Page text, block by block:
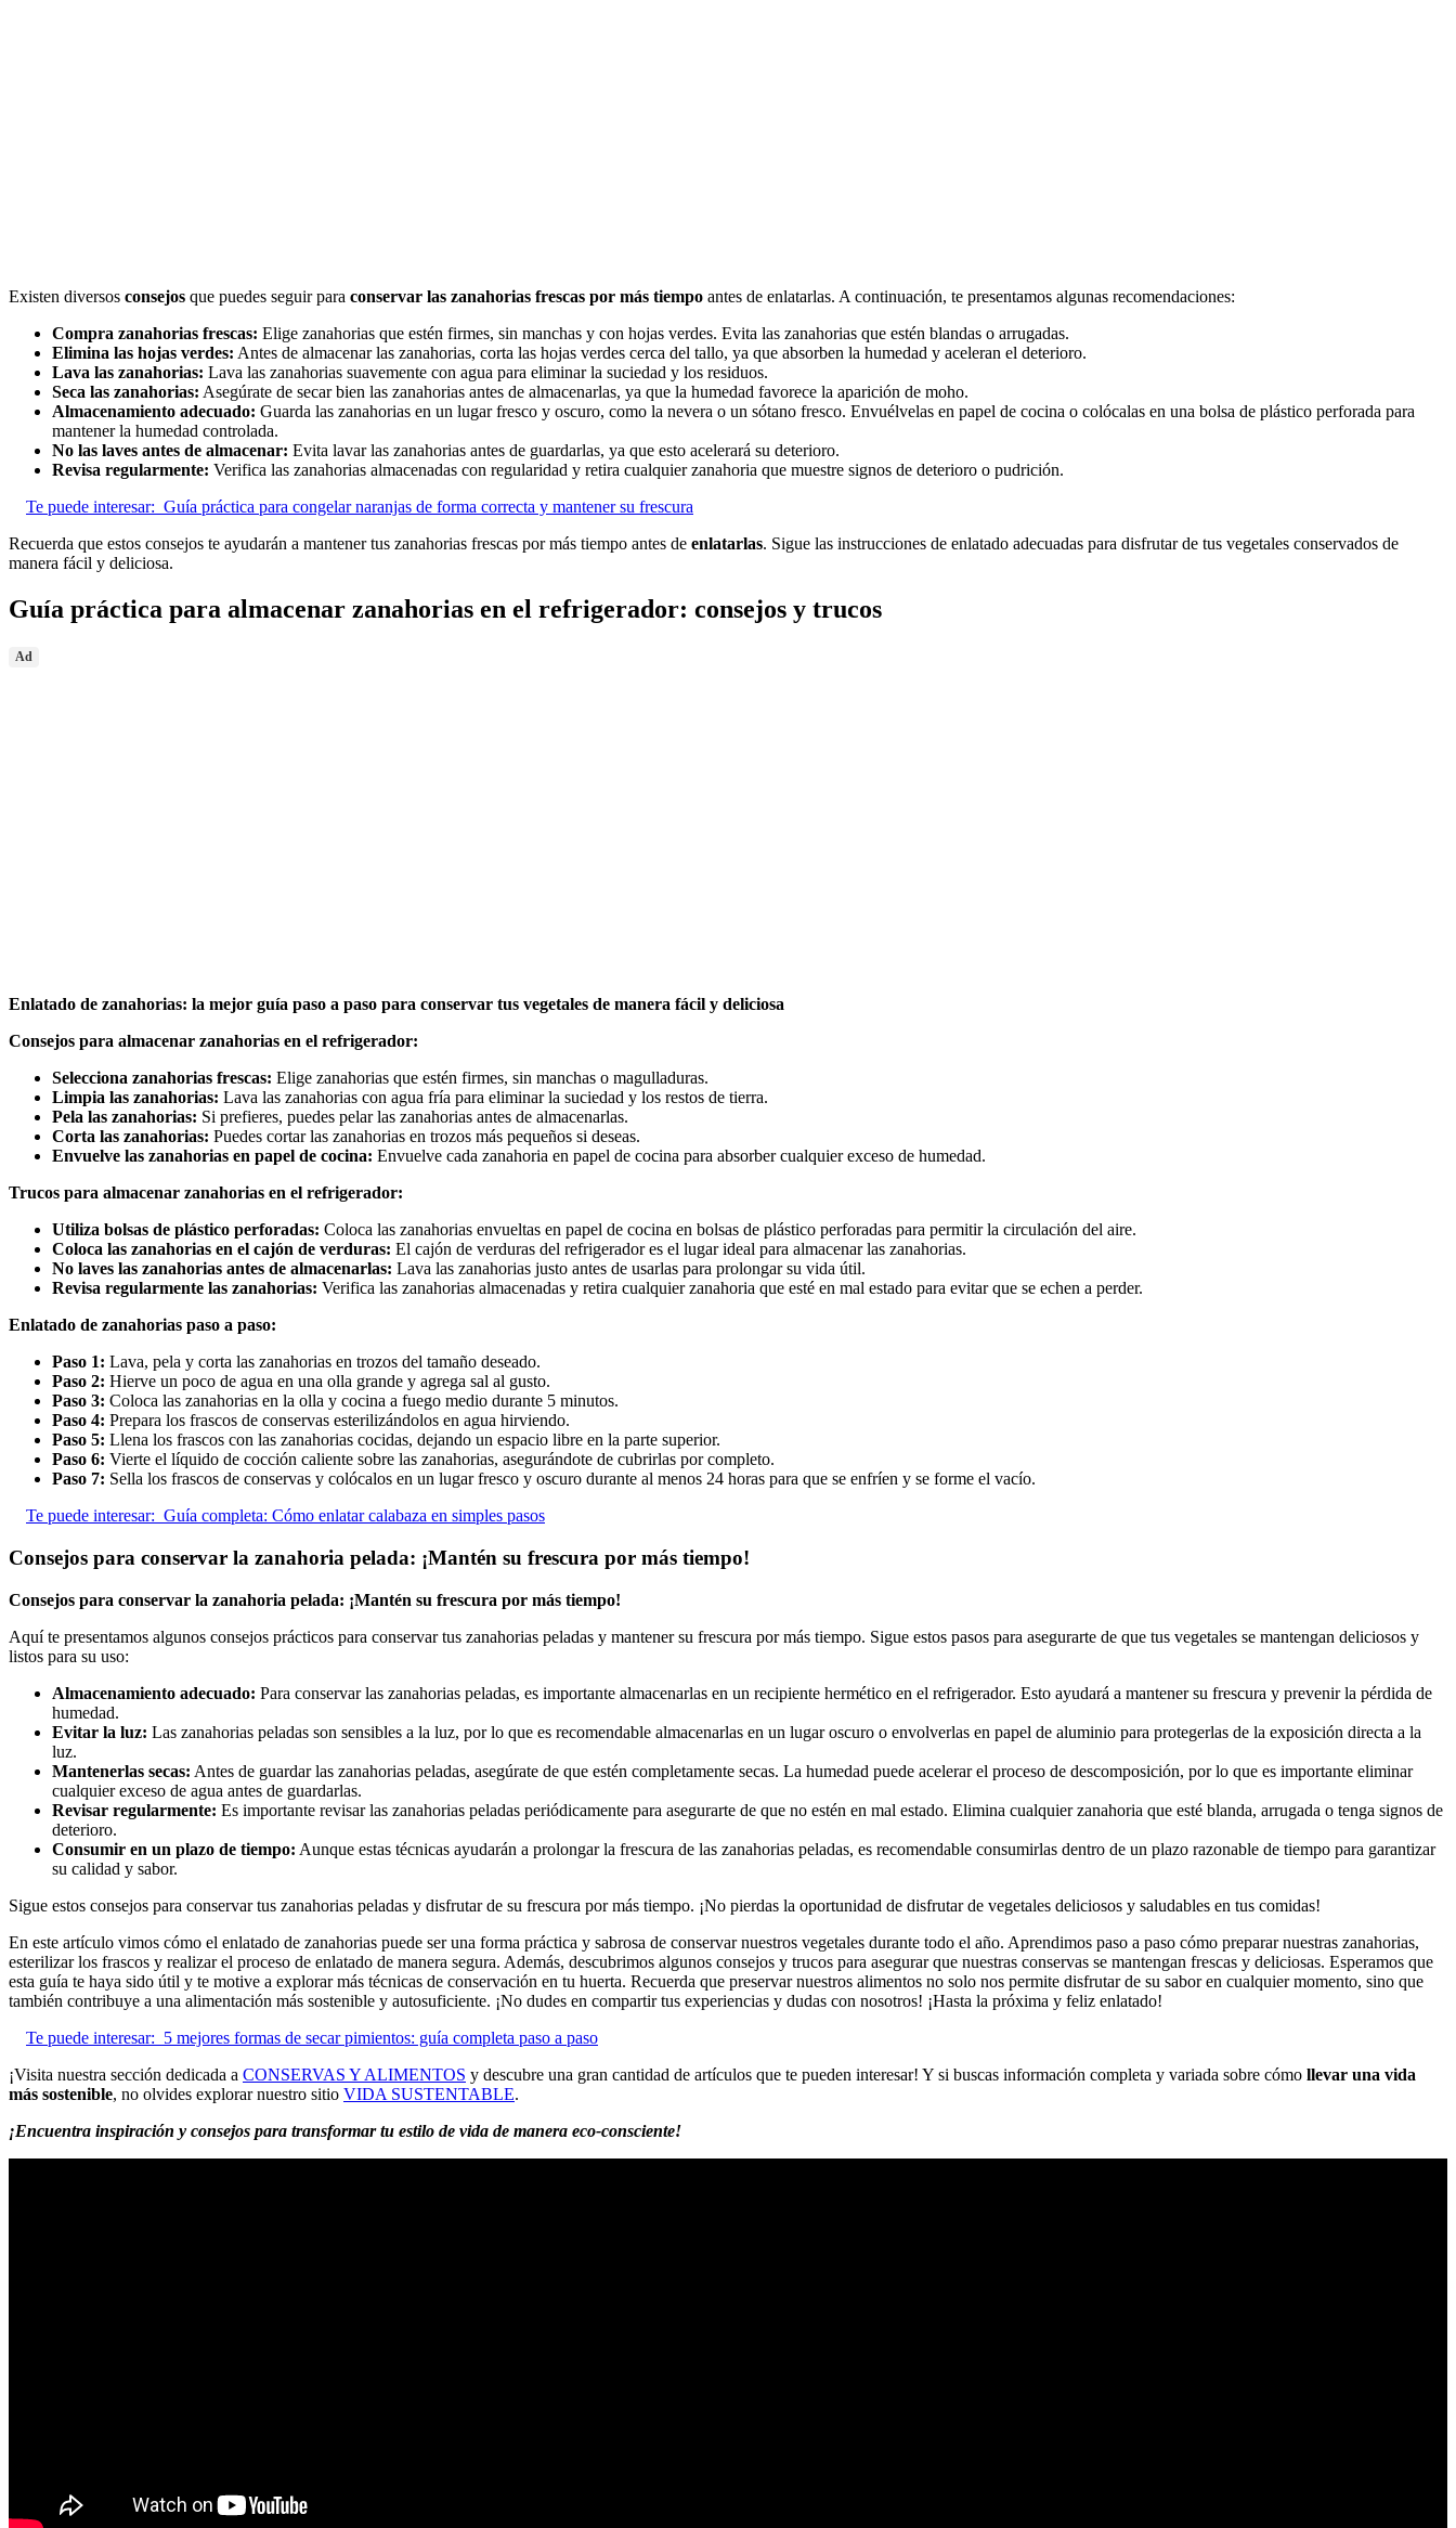
Existen diversos consejos que puedes seguir para conservar las zanahorias frescas por más tiempo antes de enlatarlas. A continuación, te presentamos algunas recomendaciones:
Compra zanahorias frescas: Elige zanahorias que estén firmes, sin manchas y con hojas verdes. Evita las zanahorias que estén blandas o arrugadas.
Elimina las hojas verdes: Antes de almacenar las zanahorias, corta las hojas verdes cerca del tallo, ya que absorben la humedad y aceleran el deterioro.
Lava las zanahorias: Lava las zanahorias suavemente con agua para eliminar la suciedad y los residuos.
Seca las zanahorias: Asegúrate de secar bien las zanahorias antes de almacenarlas, ya que la humedad favorece la aparición de moho.
Almacenamiento adecuado: Guarda las zanahorias en un lugar fresco y oscuro, como la nevera o un sótano fresco. Envuélvelas en papel de cocina o colócalas en una bolsa de plástico perforada para
mantener la humedad controlada.
No las laves antes de almacenar: Evita lavar las zanahorias antes de guardarlas, ya que esto acelerará su deterioro.
Revisa regularmente: Verifica las zanahorias almacenadas con regularidad y retira cualquier zanahoria que muestre signos de deterioro o pudrición.
Te puede interesar: Guía práctica para congelar naranjas de forma correcta y mantener su frescura
Recuerda que estos consejos te ayudarán a mantener tus zanahorias frescas por más tiempo antes de enlatarlas. Sigue las instrucciones de enlatado adecuadas para disfrutar de tus vegetales conservados de
manera fácil y deliciosa.
Guía práctica para almacenar zanahorias en el refrigerador: consejos y trucos
Ad
Enlatado de zanahorias: la mejor guía paso a paso para conservar tus vegetales de manera fácil y deliciosa
Consejos para almacenar zanahorias en el refrigerador:
Selecciona zanahorias frescas: Elige zanahorias que estén firmes, sin manchas o magulladuras.
Limpia las zanahorias: Lava las zanahorias con agua fría para eliminar la suciedad y los restos de tierra.
Pela las zanahorias: Si prefieres, puedes pelar las zanahorias antes de almacenarlas.
Corta las zanahorias: Puedes cortar las zanahorias en trozos más pequeños si deseas.
Envuelve las zanahorias en papel de cocina: Envuelve cada zanahoria en papel de cocina para absorber cualquier exceso de humedad.
Trucos para almacenar zanahorias en el refrigerador:
Utiliza bolsas de plástico perforadas: Coloca las zanahorias envueltas en papel de cocina en bolsas de plástico perforadas para permitir la circulación del aire.
Coloca las zanahorias en el cajón de verduras: El cajón de verduras del refrigerador es el lugar ideal para almacenar las zanahorias.
No laves las zanahorias antes de almacenarlas: Lava las zanahorias justo antes de usarlas para prolongar su vida útil.
Revisa regularmente las zanahorias: Verifica las zanahorias almacenadas y retira cualquier zanahoria que esté en mal estado para evitar que se echen a perder.
Enlatado de zanahorias paso a paso:
Paso 1: Lava, pela y corta las zanahorias en trozos del tamaño deseado.
Paso 2: Hierve un poco de agua en una olla grande y agrega sal al gusto.
Paso 3: Coloca las zanahorias en la olla y cocina a fuego medio durante 5 minutos.
Paso 4: Prepara los frascos de conservas esterilizándolos en agua hirviendo.
Paso 5: Llena los frascos con las zanahorias cocidas, dejando un espacio libre en la parte superior.
Paso 6: Vierte el líquido de cocción caliente sobre las zanahorias, asegurándote de cubrirlas por completo.
Paso 7: Sella los frascos de conservas y colócalos en un lugar fresco y oscuro durante al menos 24 horas para que se enfríen y se forme el vacío.
Te puede interesar: Guía completa: Cómo enlatar calabaza en simples pasos
Consejos para conservar la zanahoria pelada: ¡Mantén su frescura por más tiempo!
Consejos para conservar la zanahoria pelada: ¡Mantén su frescura por más tiempo!
Aquí te presentamos algunos consejos prácticos para conservar tus zanahorias peladas y mantener su frescura por más tiempo. Sigue estos pasos para asegurarte de que tus vegetales se mantengan deliciosos y
listos para su uso:
Almacenamiento adecuado: Para conservar las zanahorias peladas, es importante almacenarlas en un recipiente hermético en el refrigerador. Esto ayudará a mantener su frescura y prevenir la pérdida de
humedad.
Evitar la luz: Las zanahorias peladas son sensibles a la luz, por lo que es recomendable almacenarlas en un lugar oscuro o envolverlas en papel de aluminio para protegerlas de la exposición directa a la
luz.
Mantenerlas secas: Antes de guardar las zanahorias peladas, asegúrate de que estén completamente secas. La humedad puede acelerar el proceso de descomposición, por lo que es importante eliminar
cualquier exceso de agua antes de guardarlas.
Revisar regularmente: Es importante revisar las zanahorias peladas periódicamente para asegurarte de que no estén en mal estado. Elimina cualquier zanahoria que esté blanda, arrugada o tenga signos de
deterioro.
Consumir en un plazo de tiempo: Aunque estas técnicas ayudarán a prolongar la frescura de las zanahorias peladas, es recomendable consumirlas dentro de un plazo razonable de tiempo para garantizar
su calidad y sabor.
Sigue estos consejos para conservar tus zanahorias peladas y disfrutar de su frescura por más tiempo. ¡No pierdas la oportunidad de disfrutar de vegetales deliciosos y saludables en tus comidas!
En este artículo vimos cómo el enlatado de zanahorias puede ser una forma práctica y sabrosa de conservar nuestros vegetales durante todo el año. Aprendimos paso a paso cómo preparar nuestras zanahorias,
esterilizar los frascos y realizar el proceso de enlatado de manera segura. Además, descubrimos algunos consejos y trucos para asegurar que nuestras conservas se mantengan frescas y deliciosas. Esperamos que
esta guía te haya sido útil y te motive a explorar más técnicas de conservación en tu huerta. Recuerda que preservar nuestros alimentos no solo nos permite disfrutar de su sabor en cualquier momento, sino que
también contribuye a una alimentación más sostenible y autosuficiente. ¡No dudes en compartir tus experiencias y dudas con nosotros! ¡Hasta la próxima y feliz enlatado!
Te puede interesar: 5 mejores formas de secar pimientos: guía completa paso a paso
¡Visita nuestra sección dedicada a CONSERVAS Y ALIMENTOS y descubre una gran cantidad de artículos que te pueden interesar! Y si buscas información completa y variada sobre cómo llevar una vida
más sostenible, no olvides explorar nuestro sitio VIDA SUSTENTABLE.
¡Encuentra inspiración y consejos para transformar tu estilo de vida de manera eco-consciente!